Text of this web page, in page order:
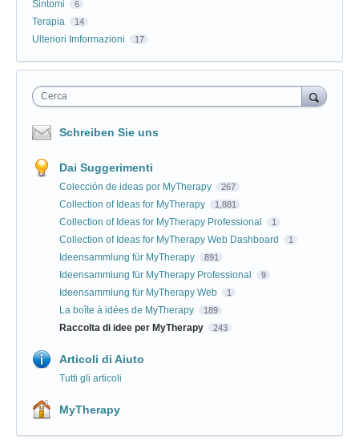
Sintomi 6
Terapia 14
Ulteriori Imformazioni 17
Cerca
Schreiben Sie uns
Dai Suggerimenti
Colección de ideas por MyTherapy 267
Collection of Ideas for MyTherapy 1,881
Collection of Ideas for MyTherapy Professional 1
Collection of Ideas for MyTherapy Web Dashboard 1
Ideensammlung für MyTherapy 891
Ideensammlung für MyTherapy Professional 9
Ideensammlung für MyTherapy Web 1
La boîte à idées de MyTherapy 189
Raccolta di idee per MyTherapy 243
Articoli di Aiuto
Tutti gli articoli
MyTherapy